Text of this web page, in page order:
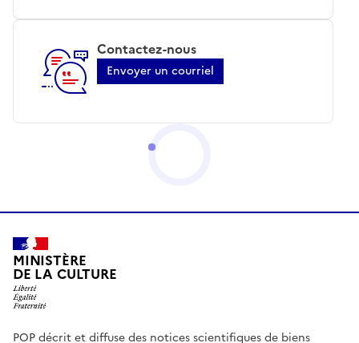
Contactez-nous
Envoyer un courriel
MINISTÈRE
DE LA CULTURE
POP décrit et diffuse des notices scientifiques de biens